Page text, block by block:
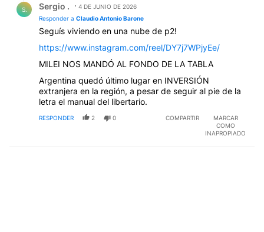
S. Sergio .
4 DE JUNIO DE 2026
Responder a Claudio Antonio Barone
Seguís viviendo en una nube de p2!
https://www.instagram.com/reel/DY7j7WPjyEe/
MILEI NOS MANDÓ AL FONDO DE LA TABLA
Argentina quedó último lugar en INVERSIÓN
extranjera en la región, a pesar de seguir al pie de la
letra el manual del libertario.
RESPONDER 2 0 COMPARTIR
MARCAR
COMO
INAPROPIADO